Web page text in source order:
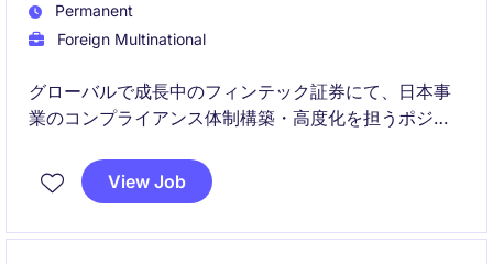
Permanent
Foreign Multinational
グローバルで成長中のフィンテック証券にて、日本事
業のコンプライアンス体制構築・高度化を担うポジシ
に伴うリスク整備まで幅広く関与し、事業成長を支え
ます。
View Job